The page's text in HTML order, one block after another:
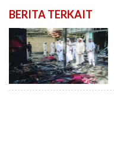
BERITA TERKAIT